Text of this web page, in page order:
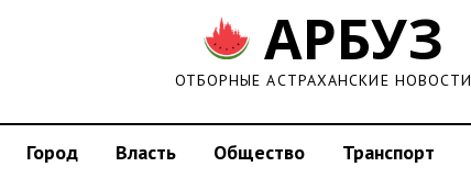
АРБУЗ
ОТБОРНЫЕ АСТРАХАНСКИЕ НОВОСТИ
Город Власть Общество Транспорт